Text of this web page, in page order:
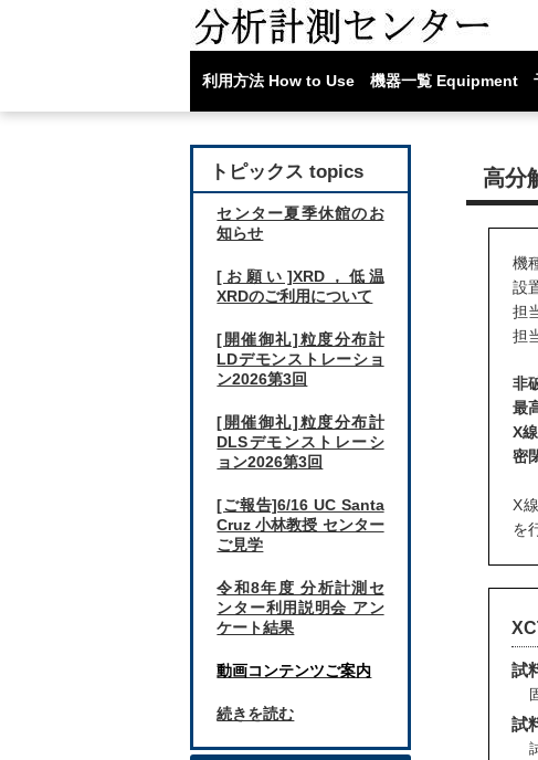
利用方法 How to Use 機器一覧 Equipment
高分
機
設
担
担
非
最
X
密
X
を
試
試
トピックス topics
センター夏季休館のお
知らせ
[お願い]XRD，低温
XRDのご利用について
[開催御礼]粒度分布計
LDデモンストレーショ
ン2026第3回
[開催御礼]粒度分布計
DLSデモンストレーシ
ョン2026第3回
[ご報告]6/16 UC Santa
Cruz 小林教授 センター
ご見学
令和8年度 分析計測セ
ンター利用説明会 アン
ケート結果
動画コンテンツご案内
続きを読む